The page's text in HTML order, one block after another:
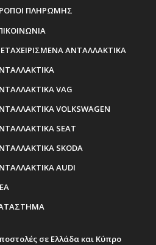
ΠΛΗΡΩΜΗΣ
ΑΝΤΑΛΛΑΚΤΙΚΑ
VAG
VOLKSWAGEN
SEAT
SKODA
AUDI
σε Ελλάδα και Κύπρο